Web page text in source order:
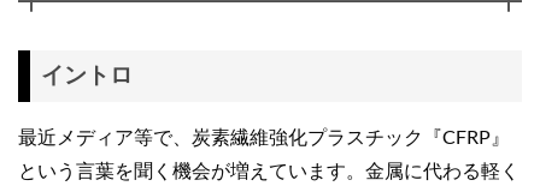
イントロ
最近メディア等で、炭素繊維強化プラスチック『CFRP』
という言葉を聞く機会が増えています。金属に代わる軽く